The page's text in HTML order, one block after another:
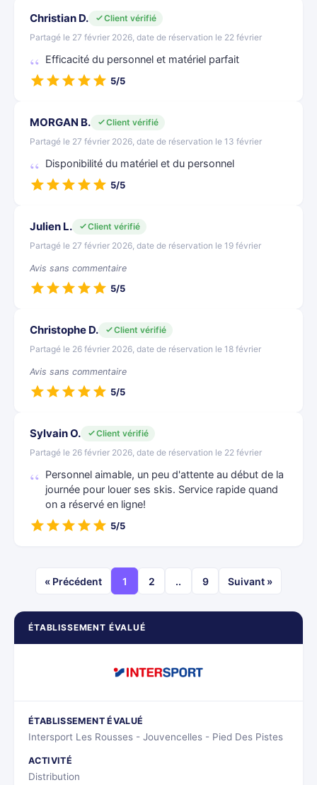
ÉTABLISSEMENT ÉVALUÉ
ÉTABLISSEMENT ÉVALUÉ
Intersport Les Rousses - Jouvencelles - Pied Des Pistes
ACTIVITÉ
Distribution
Christian D.
Client vérifié
Partagé le 27 février 2026, date de réservation le 22 février
Efficacité du personnel et matériel parfait
5/5
MORGAN B.
Client vérifié
Partagé le 27 février 2026, date de réservation le 13 février
Disponibilité du matériel et du personnel
5/5
Julien L.
Client vérifié
Partagé le 27 février 2026, date de réservation le 19 février
Avis sans commentaire
5/5
Christophe D.
Client vérifié
Partagé le 26 février 2026, date de réservation le 18 février
Avis sans commentaire
5/5
Sylvain O.
Client vérifié
Partagé le 26 février 2026, date de réservation le 22 février
Personnel aimable, un peu d'attente au début de la
journée pour louer ses skis. Service rapide quand
on a réservé en ligne!
5/5
« Précédent 1 2 .. 9 Suivant »